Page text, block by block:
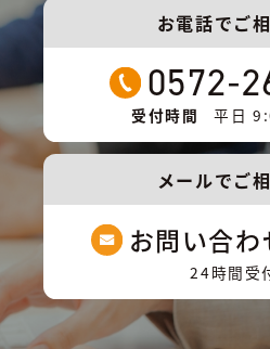
お電話でご
0572-
受付時間 平日
メールでご
お問い合
24時間受